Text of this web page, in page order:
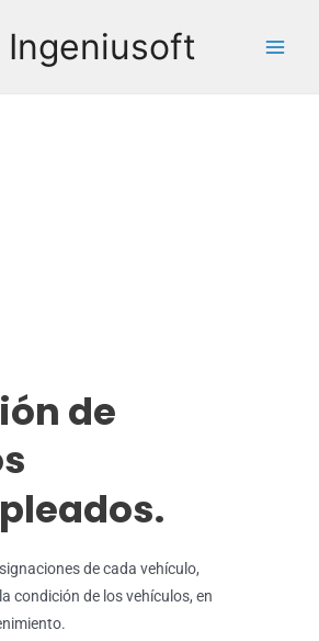
Ingeniusoft
de
de cada vehículo,
condición de los vehículos, en